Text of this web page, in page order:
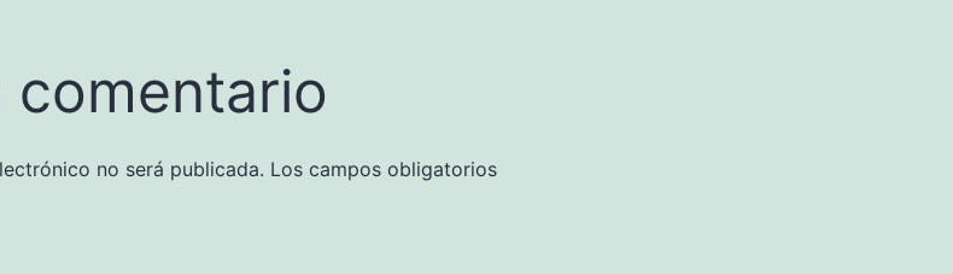
comentario
no será publicada. Los campos obligatorios